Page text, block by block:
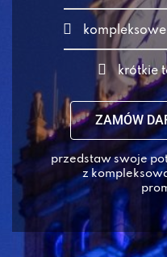
krótkie
ZAMÓW
przedstaw swoje
z